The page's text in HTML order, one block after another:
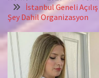
İstanbul Geneli
Şey Dahil Organizasyon